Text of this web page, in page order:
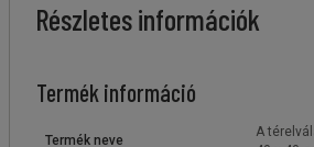
Részletes információk
Termék információ
Termék neve
A